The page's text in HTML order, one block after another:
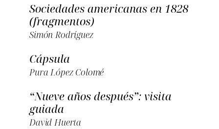
Sociedades americanas en 1828
(fragmentos)
Simón Rodríguez
Cápsula
Pura López Colomé
“Nueve años después”: visita
guiada
David Huerta